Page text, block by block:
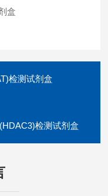
盒
检测试剂盒
检测试剂盒